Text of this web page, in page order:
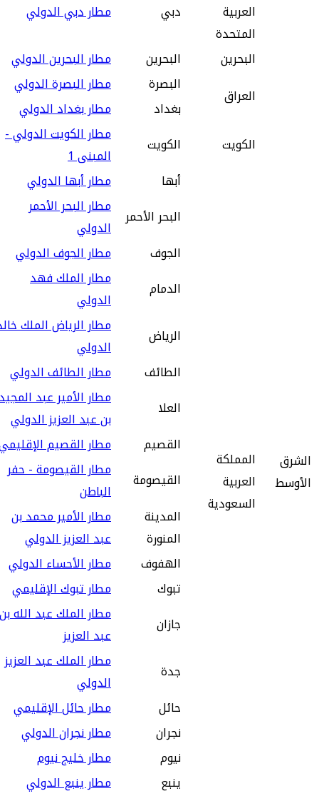
الشرق
الأوسط
العربية
المتحدة
دبي مطار دبي الدولي
البحرين البحرين
مطار البحرين الدولي
العراق
البصرة‎
مطار البصرة الدولي
بغداد
مطار بغداد الدولي
الكويت
الكويت
مطار الكويت الدولي -
المبنى 1
المملكة
العربية
السعودية
أبها
مطار أبها الدولي
البحر الأحمر
مطار البحر الأحمر
الدولي
الجوف
مطار الجوف الدولي
الدمام
مطار الملك فهد
الدولي
الرياض
مطار الرياض الملك
الدولي
الطائف
مطار الطائف الدولي
العلا
مطار الأمير عبد
بن عبد العزيز الدولي
القصيم
مطار القصيم
القيصومة
مطار القيصومة - حفر
الباطن
المدينة
المنورة
مطار الأمير محمد بن
عبد العزيز الدولي
الهفوف
مطار الأحساء الدولي
تبوك‎
مطار تبوك الإقليمي
جازان
مطار الملك عبد الله بن
عبد العزيز
جدة
مطار الملك عبد العزيز
الدولي
حائل
مطار حائل الإقليمي
نجران‎
مطار نجران الدولي
نيوم
مطار خليج نيوم
ينبع
مطار ينبع الدولي